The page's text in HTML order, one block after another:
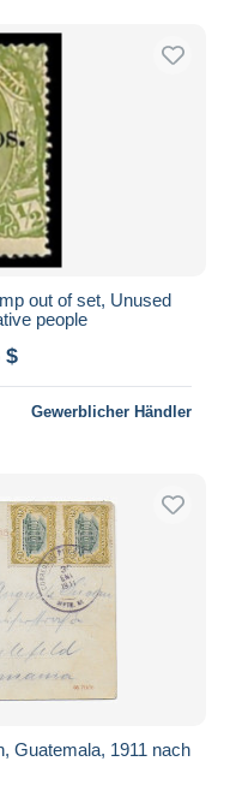
out of set, Unused
people
$
Gewerblicher Händler
Guatemala, 1911 nach